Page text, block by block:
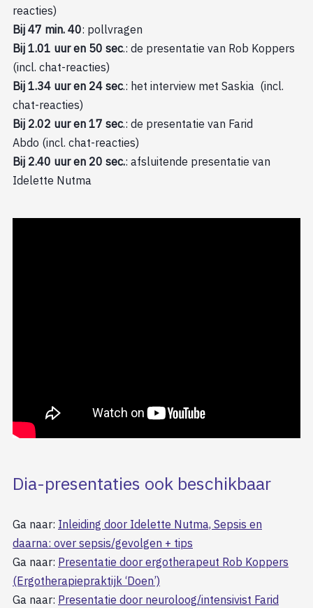
reacties)
Bij 47 min. 40: pollvragen
Bij 1.01 uur en 50 sec.: de presentatie van Rob Koppers
(incl. chat-reacties)
Bij 1.34 uur en 24 sec.: het interview met Saskia (incl.
chat-reacties)
Bij 2.02 uur en 17 sec.: de presentatie van Farid
Abdo (incl. chat-reacties)
Bij 2.40 uur en 20 sec.: afsluitende presentatie van
Idelette Nutma
Dia-presentaties ook beschikbaar
Ga naar: Inleiding door Idelette Nutma, Sepsis en
daarna: over sepsis/gevolgen + tips
Ga naar: Presentatie door ergotherapeut Rob Koppers
(Ergotherapiepraktijk ‘Doen’)
Ga naar: Presentatie door neuroloog/intensivist Farid